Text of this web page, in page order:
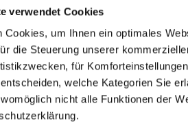
verwendet Cookies
Cookies, um Ihnen ein optimales
die Steuerung unserer
für
welche Kategorien Sie
nicht alle Funktionen der
Akku-Kapazität liegt im
Garantieleistungen auf